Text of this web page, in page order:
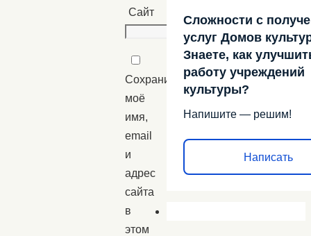
Сайт
Сохранить
моё
имя,
email
и
адрес
сайта
в
этом
Сложности с
услуг Домов
Знаете, как
работу учреждений
культуры?
Напишите — решим!
Написать